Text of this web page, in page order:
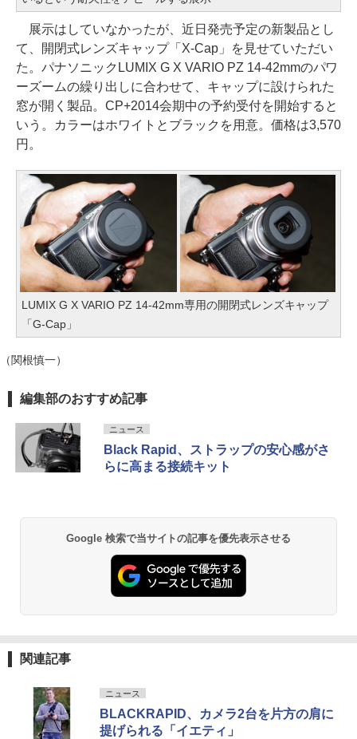
展示はしていなかったが、近日発売予定の新製品とし
て、開閉式レンズキャップ「X-Cap」を見せていただい
た。パナソニックLUMIX G X VARIO PZ 14-42mmのパワ
ーズームの繰り出しに合わせて、キャップに設けられた
窓が開く製品。CP+2014会期中の予約受付を開始すると
いう。カラーはホワイトとブラックを用意。価格は3,570
円。
LUMIX G X VARIO PZ 14-42mm専用の開閉式レンズキャップ
「G-Cap」
（関根慎一）
編集部のおすすめ記事
ニュース
Black Rapid、ストラップの安心感がさ
らに高まる接続キット
Google 検索で当サイトの記事を優先表示させる
関連記事
ニュース
BLACKRAPID、カメラ2台を片方の肩に
提げられる「イエティ」